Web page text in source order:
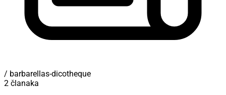
/ barbarellas-dicotheque
2 članaka